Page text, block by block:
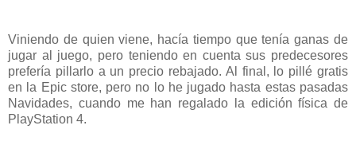
Viniendo de quien viene, hacía tiempo que tenía ganas de
jugar al juego, pero teniendo en cuenta sus predecesores
prefería pillarlo a un precio rebajado. Al final, lo pillé gratis
en la Epic store, pero no lo he jugado hasta estas pasadas
Navidades, cuando me han regalado la edición física de
PlayStation 4.